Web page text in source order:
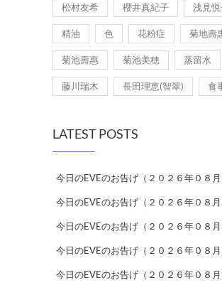
松村友希 櫻井真紀子 浅見
精油 色 花粉症 菊地壽
菊池壽惠 菊池美穂 蒸留水
藤川瑞木 長田理恵(智翠) 食
LATEST POSTS
今日のEVEのお告げ（２０２６年０８月
今日のEVEのお告げ（２０２６年０８月
今日のEVEのお告げ（２０２６年０８月
今日のEVEのお告げ（２０２６年０８月
今日のEVEのお告げ（２０２６年０８月